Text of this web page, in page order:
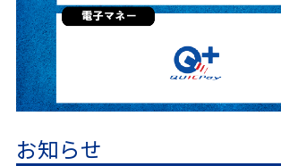
お知らせ